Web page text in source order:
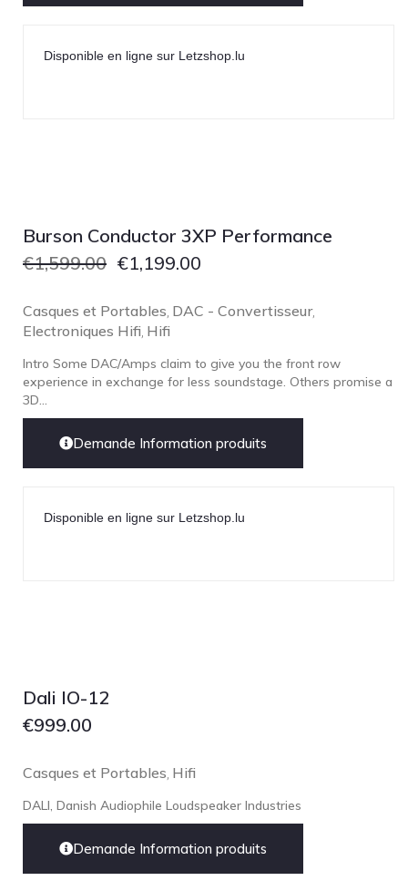
Disponible en ligne sur Letzshop.lu
Burson Conductor 3XP Performance
€1,599.00 €1,199.00
Casques et Portables DAC - Convertisseur,
Electroniques Hifi Hifi
Intro Some DAC/Amps claim to give you the front row
experience in exchange for less soundstage. Others promise a
3D...
Demande Information produits
Disponible en ligne sur Letzshop.lu
Dali IO-12
€999.00
Casques et Portables Hifi
DALI, Danish Audiophile Loudspeaker Industries
Demande Information produits